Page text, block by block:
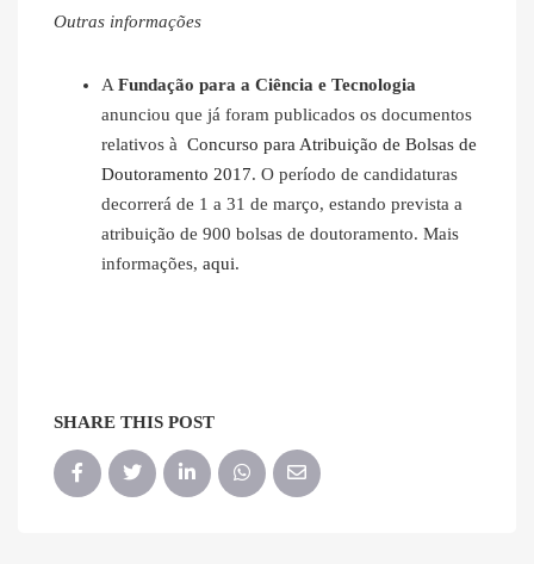
Outras informações
AFundação para a Ciência e Tecnologia
anunciou que já foram publicados os documentos
relativos à Concurso para Atribuição de Bolsas de
Doutoramento 2017. O período de candidaturas
decorrerá de 1 a 31 de março, estando prevista a
atribuição de 900 bolsas de doutoramento. Mais
informações, aqui.
SHARE THIS POST